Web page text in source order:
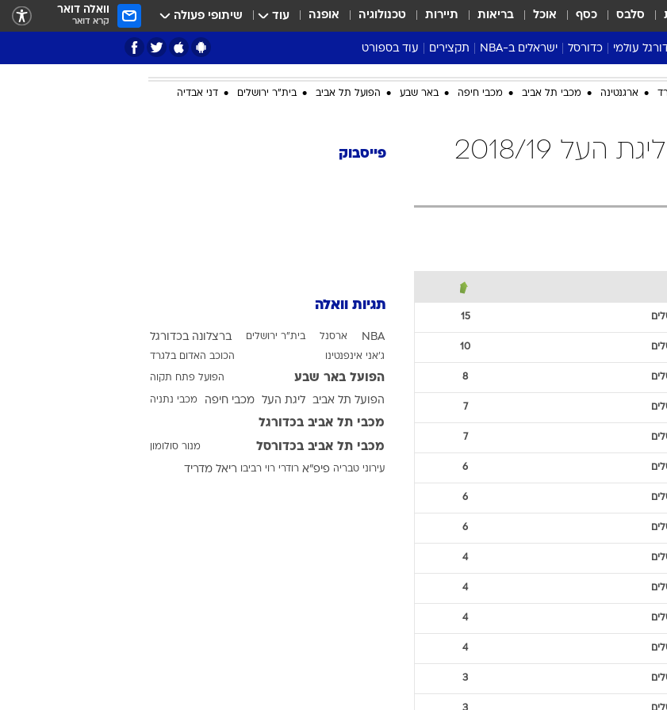
סלבס כסף אוכל בריאות תיירות טכנולוגיה אופנה עוד שיתופי פעולה וואלה דואר
קרא דואר
עולמי
אנגלית
גרמנית
כדורסל
ליגת העל
ליגה לאומית
ישראלים ב-NBA
דני אבדיה
תקצירים עוד בספורט
מונדיאל 2026
NBA
פודקאסטים
ענפים נוספים
כתבו לנו
ארגנטינה מכבי תל אביב מכבי חיפה באר שבע הפועל תל אביב בית"ר ירושלים דני אבדיה
בית"ר ירושלים כדורגל ליגת העל 2018/19
15
10
8
7
7
6
6
6
4
4
4
4
3
פייסבוק
תגיות וואלה
NBA ארסנל בית"ר ירושלים ברצלונה בכדורגל
ג'אני אינפנטינו הכוכב האדום בלגרד
הפועל באר שבע הפועל פתח תקוה
הפועל תל אביב ליגת העל מכבי חיפה מכבי נתניה
מכבי תל אביב בכדורגל
מכבי תל אביב בכדורסל
מנור סולומון
עירוני טבריה פיפ"א רודרי רוי רביבו ריאל מדריד